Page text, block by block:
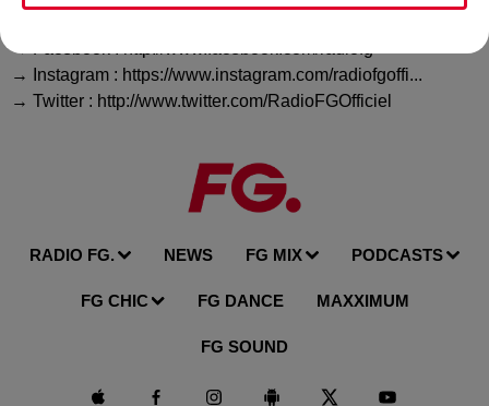
→ Facebook : http://www.facebook.com/radiofg
→ Instagram : https://www.instagram.com/radiofgoffi...
→ Twitter : http://www.twitter.com/RadioFGOfficiel
RADIO FG. NEWS FG MIX PODCASTS
FG CHIC FG DANCE MAXXIMUM
FG SOUND